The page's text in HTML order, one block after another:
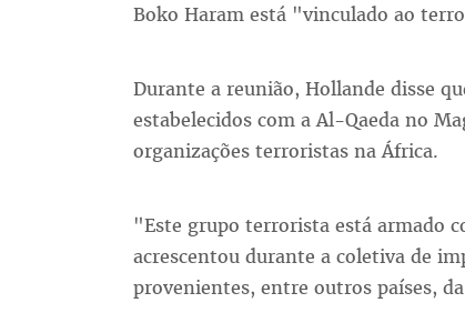
Boko Haram está "vinculado ao
Durante a reunião, Hollande disse
estabelecidos com a Al-Qaeda no
organizações terroristas na África.
"Este grupo terrorista está armado
acrescentou durante a coletiva de
provenientes, entre outros países,